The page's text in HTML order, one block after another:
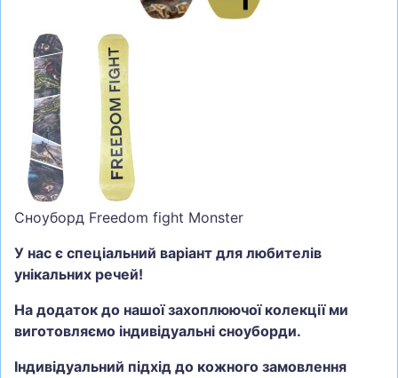
ВОДНІ ВИДИ СПОРТУ
ТУРИЗМ
Сноуборд Freedom fight Monster
У нас є спеціальний варіант для любителів
унікальних речей!
На додаток до нашої захоплюючої колекції ми
виготовляємо індивідуальні сноуборди.
Індивідуальний підхід до кожного замовлення